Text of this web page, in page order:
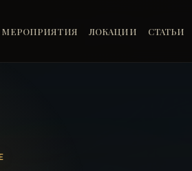
МЕРОПРИЯТИЯ ЛОКАЦИИ СТАТЬИ